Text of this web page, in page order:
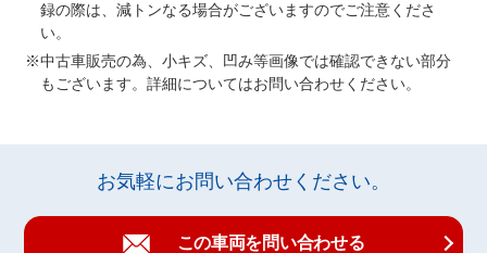
録の際は、減トンなる場合がございますのでご注意くださ
い。
中古車販売の為、小キズ、凹み等画像では確認できない部分
もございます。詳細についてはお問い合わせください。
お気軽にお問い合わせください。
この車両を問い合わせる